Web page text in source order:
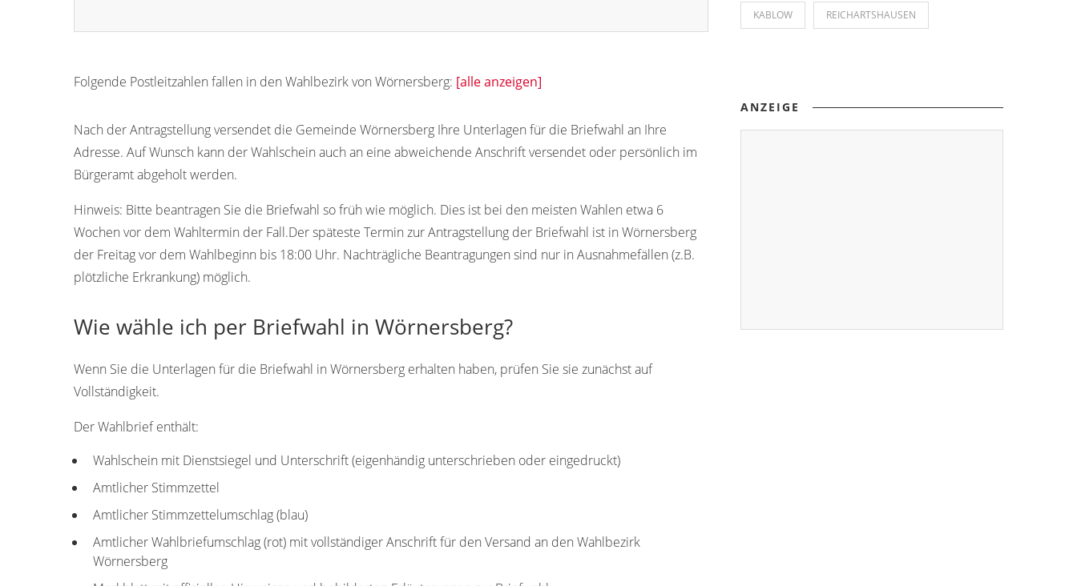
Folgende Postleitzahlen fallen in den Wahlbezirk von Wörnersberg: [alle anzeigen]
Nach der Antragstellung versendet die Gemeinde Wörnersberg Ihre Unterlagen für die Briefwahl an Ihre
Adresse. Auf Wunsch kann der Wahlschein auch an eine abweichende Anschrift versendet oder persönlich im
Bürgeramt abgeholt werden.
Hinweis: Bitte beantragen Sie die Briefwahl so früh wie möglich. Dies ist bei den meisten Wahlen etwa 6
Wochen vor dem Wahltermin der Fall.Der späteste Termin zur Antragstellung der Briefwahl ist in Wörnersberg
der Freitag vor dem Wahlbeginn bis 18:00 Uhr. Nachträgliche Beantragungen sind nur in Ausnahmefällen (z.B.
plötzliche Erkrankung) möglich.
Wie wähle ich per Briefwahl in Wörnersberg?
Wenn Sie die Unterlagen für die Briefwahl in Wörnersberg erhalten haben, prüfen Sie sie zunächst auf
Vollständigkeit.
Der Wahlbrief enthält:
Wahlschein mit Dienstsiegel und Unterschrift (eigenhändig unterschrieben oder eingedruckt)
Amtlicher Stimmzettel
Amtlicher Stimmzettelumschlag (blau)
Amtlicher Wahlbriefumschlag (rot) mit vollständiger Anschrift für den Versand an den Wahlbezirk
Wörnersberg
KABLOW REICHARTSHAUSEN
ANZEIGE